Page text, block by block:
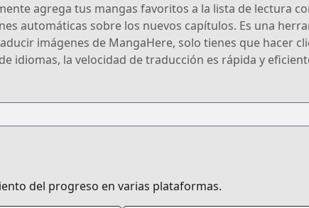
agrega tus mangas favoritos a la lista de lectura
automáticas sobre los nuevos capítulos. Es una
imágenes de MangaHere, solo tienes que hacer
idiomas, la velocidad de traducción es rápida y
del progreso en varias plataformas.